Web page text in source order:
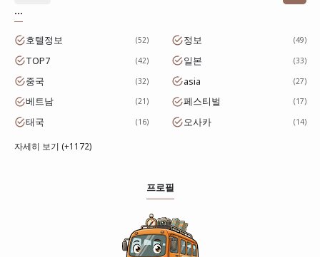
...
호텔정보 52 정보 49
TOP7 42 일본 33
중국 32 asia 27
베트남 21 페스티벌 17
태국 16 오사카 14
자세히 보기 (+1172)
프로필